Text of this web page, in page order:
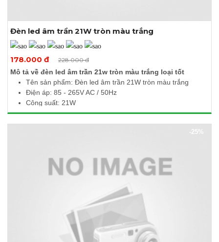
Xem thêm ảnh
Đèn led âm trần 21W tròn màu trắng
178.000 đ 228.000 đ
Mô tả về đèn led âm trần 21w tròn màu trắng loại tốt
Tên sản phẩm: Đèn led âm trần 21W tròn màu trắng
Điện áp: 85 - 265V AC / 50Hz
Công suất: 21W
Quang thông: 2100lm
Nhiệt độ màu: 6000 - 6500K
-25%